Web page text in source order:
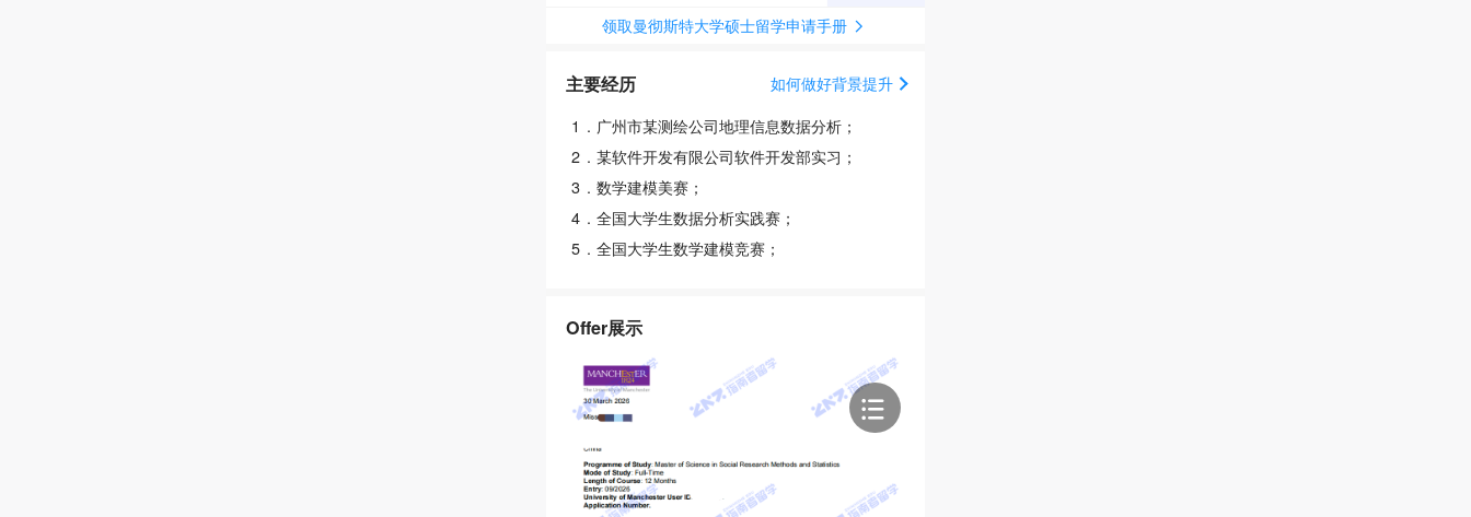
领取曼彻斯特大学硕士留学申请手册
主要经历
如何做好背景提升
1 . 广州市某测绘公司地理信息数据分析；
2 . 某软件开发有限公司软件开发部实习；
3 . 数学建模美赛；
4 . 全国大学生数据分析实践赛；
5 . 全国大学生数学建模竞赛；
Offer展示